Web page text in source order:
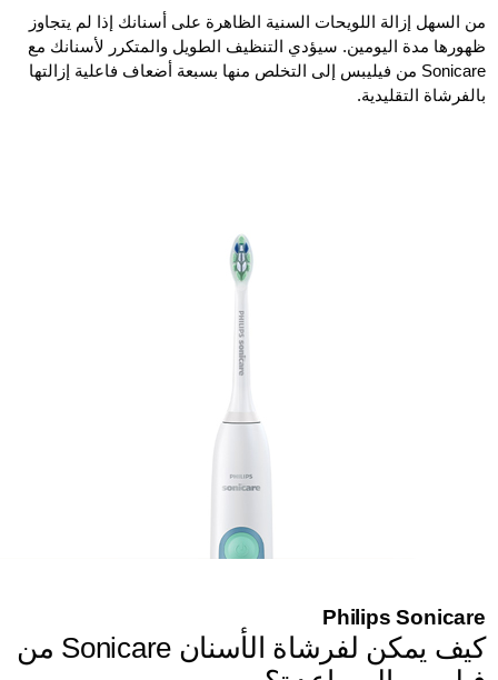
من السهل إزالة اللويحات السنية الظاهرة على أسنانك إذا لم يتجاوز
ظهورها مدة اليومين. سيؤدي التنظيف الطويل والمتكرر لأسنانك مع
Sonicare من فيليبس إلى التخلص منها بسبعة أضعاف فاعلية إزالتها
بالفرشاة التقليدية.
Philips Sonicare
كيف يمكن لفرشاة الأسنان Sonicare من